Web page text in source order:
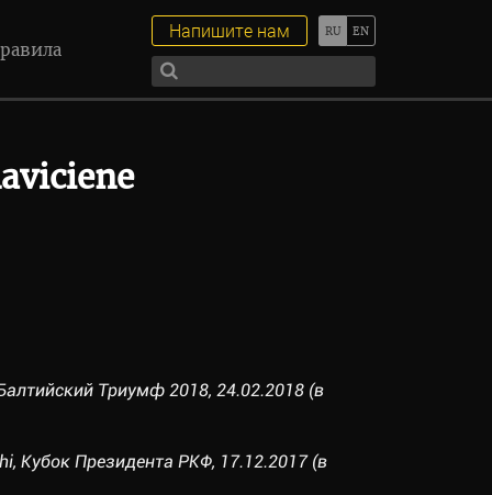
Напишите нам
Триумф 2018, 24.02.2018 (в
Кубок Президента РКФ, 17.12.2017 (в